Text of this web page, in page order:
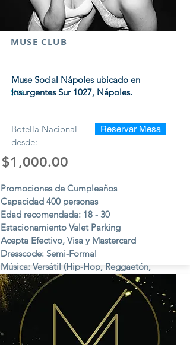
MUSE CLUB
$$$
Muse Social Nápoles ubicado en
Insurgentes Sur 1027, Nápoles.
Botella Nacional
desde:
Reservar Mesa
$1,000.00
Promociones de Cumpleaños
Capacidad 400 personas
Edad recomendada: 18 - 30
Estacionamiento Valet Parking
Acepta Efectivo, Visa y Mastercard
Dresscode: Semi-Formal
Música: Versátil (Hip-Hop, Reggaetón,
Electrónica, Pop, etc.)
Viernes y Sábados